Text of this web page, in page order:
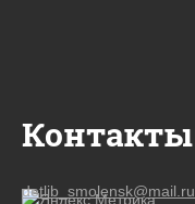
Контакты
detlib_smolensk@mail.ru